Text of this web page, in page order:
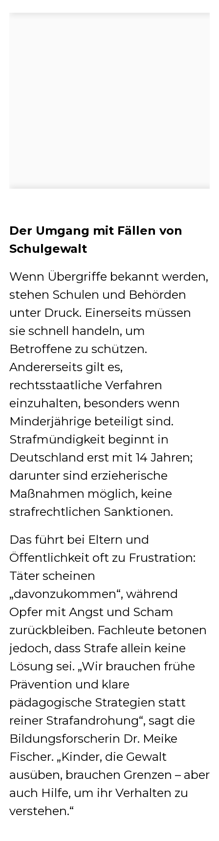
Der Umgang mit Fällen von
Schulgewalt
Wenn Übergriffe bekannt werden,
stehen Schulen und Behörden
unter Druck. Einerseits müssen
sie schnell handeln, um
Betroffene zu schützen.
Andererseits gilt es,
rechtsstaatliche Verfahren
einzuhalten, besonders wenn
Minderjährige beteiligt sind.
Strafmündigkeit beginnt in
Deutschland erst mit 14 Jahren;
darunter sind erzieherische
Maßnahmen möglich, keine
strafrechtlichen Sanktionen.
Das führt bei Eltern und
Öffentlichkeit oft zu Frustration:
Täter scheinen
„davonzukommen“, während
Opfer mit Angst und Scham
zurückbleiben. Fachleute betonen
jedoch, dass Strafe allein keine
Lösung sei. „Wir brauchen frühe
Prävention und klare
pädagogische Strategien statt
reiner Strafandrohung“, sagt die
Bildungsforscherin Dr. Meike
Fischer. „Kinder, die Gewalt
ausüben, brauchen Grenzen – aber
auch Hilfe, um ihr Verhalten zu
verstehen.“